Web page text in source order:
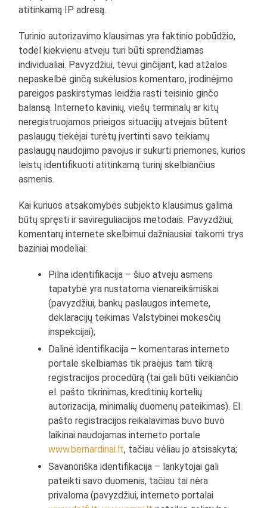
atitinkamą IP adresą.
Turinio autorizavimo klausimas yra faktinio pobūdžio,
todėl kiekvienu atveju turi būti sprendžiamas
individualiai. Pavyzdžiui, tėvui ginčijant, kad atžalos
nepaskelbė ginčą sukėlusios komentaro, įrodinėjimo
pareigos paskirstymas leidžia rasti teisinio ginčo
balansą. Interneto kavinių, viešų terminalų ar kitų
neregistruojamos prieigos situacijų atvejais būtent
paslaugų tiekėjai turėtų įvertinti savo teikiamų
paslaugų naudojimo pavojus ir sukurti priemones, kurios
leistų identifikuoti atitinkamą turinį skelbiančius
asmenis.
Kai kuriuos atsakomybės subjekto klausimus galima
būtų spręsti ir savireguliacijos metodais. Pavyzdžiui,
komentarų internete skelbimui dažniausiai taikomi trys
baziniai modeliai:
Pilna identifikacija – šiuo atveju asmens
tapatybė yra nustatoma vienareikšmiškai
(pavyzdžiui, bankų paslaugos internete,
deklaracijų teikimas Valstybinei mokesčių
inspekcijai);
Dalinė identifikacija – komentaras interneto
portale skelbiamas tik praėjus tam tikrą
registracijos procedūrą (tai gali būti veikiančio
el. pašto tikrinimas, kreditinių kortelių
autorizacija, minimalių duomenų pateikimas). El.
pašto registracijos reikalavimas buvo buvo
laikinai naudojamas interneto portale
www.bernardinai.lt, tačiau vėliau jo atsisakyta;
Savanoriška identifikacija – lankytojai gali
pateikti savo duomenis, tačiau tai nėra
privaloma (pavyzdžiui, interneto portalai